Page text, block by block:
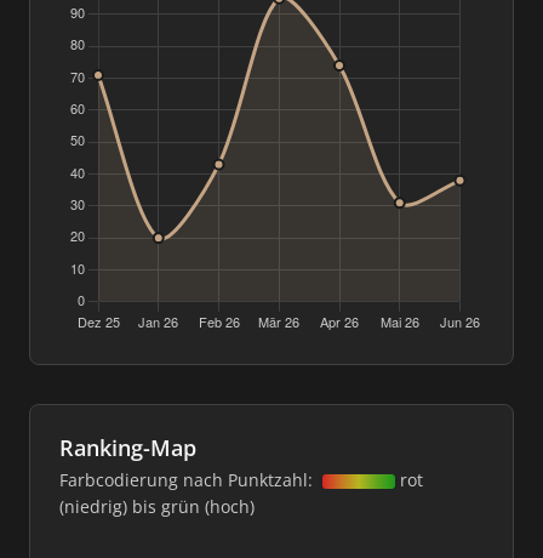
Ranking-Map
Farbcodierung nach Punktzahl:
rot
(niedrig) bis grün (hoch)